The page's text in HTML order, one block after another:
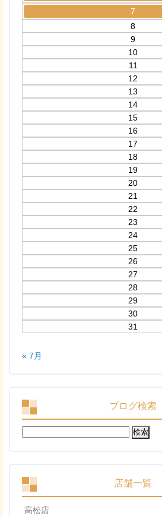
7
8
9
10
11
12
13
14
15
16
17
18
19
20
21
22
23
24
25
26
27
28
29
30
31
« 7月
ブログ検索
検
索:
店舗一覧
高松店